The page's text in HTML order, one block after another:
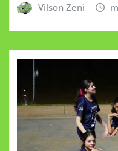
Vilson Zeni